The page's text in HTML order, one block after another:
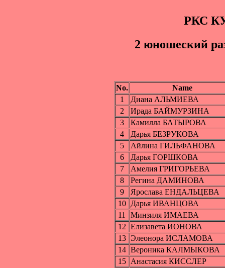
РКС
2 юношеский
No.
Name
1
Диана АЛЬМИЕВА
2
Ирада БАЙМУРЗИНА
3
Камилла БАТЫРОВА
4
Дарья БЕЗРУКОВА
5
Айлина ГИЛЬФАНОВА
6
Дарья ГОРШКОВА
7
Амелия ГРИГОРЬЕВА
8
Регина ДАМИНОВА
9
Ярослава ЕНДАЛЬЦЕВА
10 Дарья ИВАНЦОВА
11
Минзиля ИМАЕВА
12 Елизавета ИОНОВА
13 Элеонора ИСЛАМОВА
14 Вероника КАЛМЫКОВА
15 Анастасия КИССЛЕР